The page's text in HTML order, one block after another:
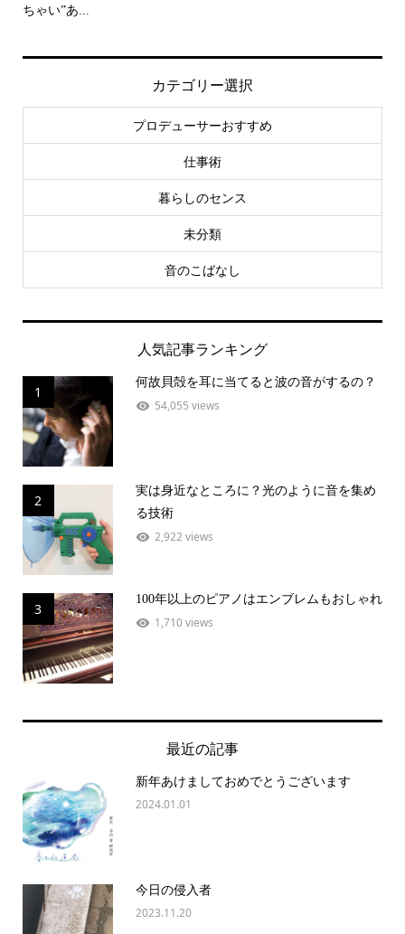
ちゃい”あ...
カテゴリー選択
プロデューサーおすすめ
仕事術
暮らしのセンス
未分類
音のこばなし
人気記事ランキング
1
何故貝殻を耳に当てると波の音がするの？
54,055 views
2
実は身近なところに？光のように音を集め
る技術
2,922 views
3
100年以上のピアノはエンブレムもおしゃれ
1,710 views
最近の記事
新年あけましておめでとうございます
2024.01.01
今日の侵入者
2023.11.20